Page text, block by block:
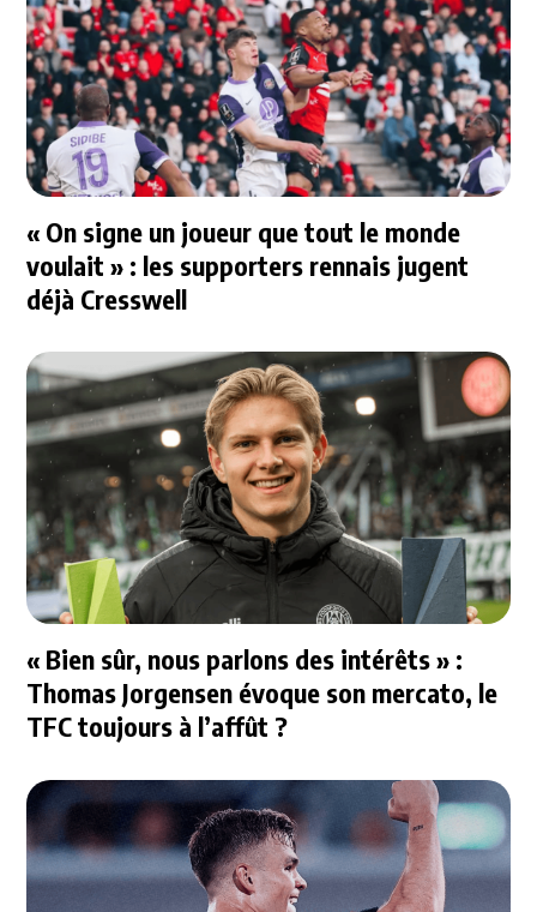
« On signe un joueur que tout le monde
voulait » : les supporters rennais jugent
déjà Cresswell
« Bien sûr, nous parlons des intérêts » :
Thomas Jorgensen évoque son mercato, le
TFC toujours à l’affût ?